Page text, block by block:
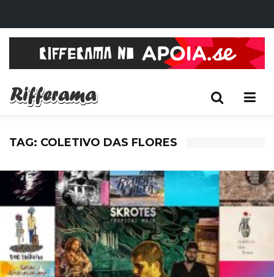
TAG: COLETIVO DAS FLORES